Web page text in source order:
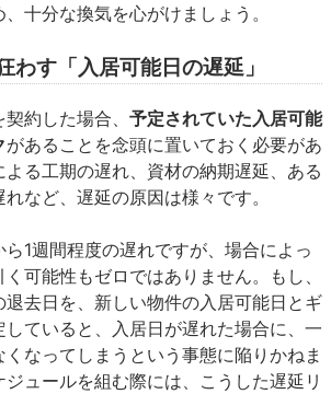
十分な換気を心がけましょう。
わす「入居可能日の遅延」
約した場合、 予定されていた入居可能
があることを念頭に置いておく必要があ
よる工期の遅れ、資材の納期遅延、ある
など、遅延の原因は様々です。
1週間程度の遅れですが、場合によっ
可能性もゼロではありません。もし、
去日を、新しい物件の入居可能日とギ
していると、入居日が遅れた場合に、一
なってしまうという事態に陥りかねま
ュールを組む際には、こうした遅延リ